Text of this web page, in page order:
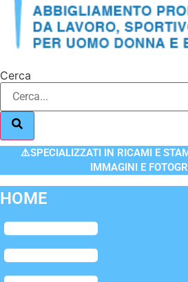
Cerca
⚠️SPECIALIZZATI IN RICAMI E
IMMAGINI E
HOME
Flyout
Menu